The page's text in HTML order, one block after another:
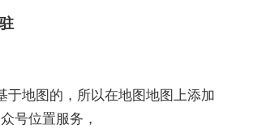
于地图的，所以在地图地图上添加
号位置服务，